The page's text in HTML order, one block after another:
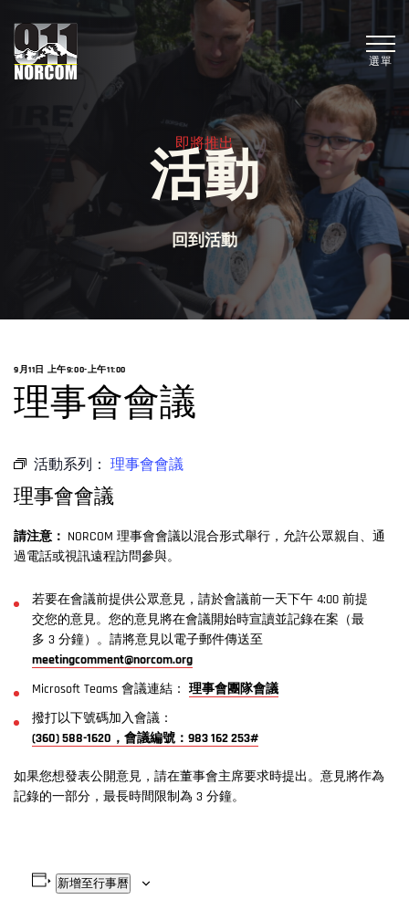
選單
即將推出
活動
回到活動
9月11日 上午9:00-上午11:00
理事會會議
活動系列： 理事會會議
理事會會議
請注意： NORCOM 理事會會議以混合形式舉行，允許公眾親自、通
過電話或視訊遠程訪問參與。
若要在會議前提供公眾意見，請於會議前一天下午 4:00 前提
交您的意見。您的意見將在會議開始時宣讀並記錄在案（最
多 3 分鐘）。請將意見以電子郵件傳送至
meetingcomment@norcom.org
Microsoft Teams 會議連結： 理事會團隊會議
撥打以下號碼加入會議：
(360) 588-1620，會議編號：983 162 253#
如果您想發表公開意見，請在董事會主席要求時提出。意見將作為
記錄的一部分，最長時間限制為 3 分鐘。
新增至行事曆